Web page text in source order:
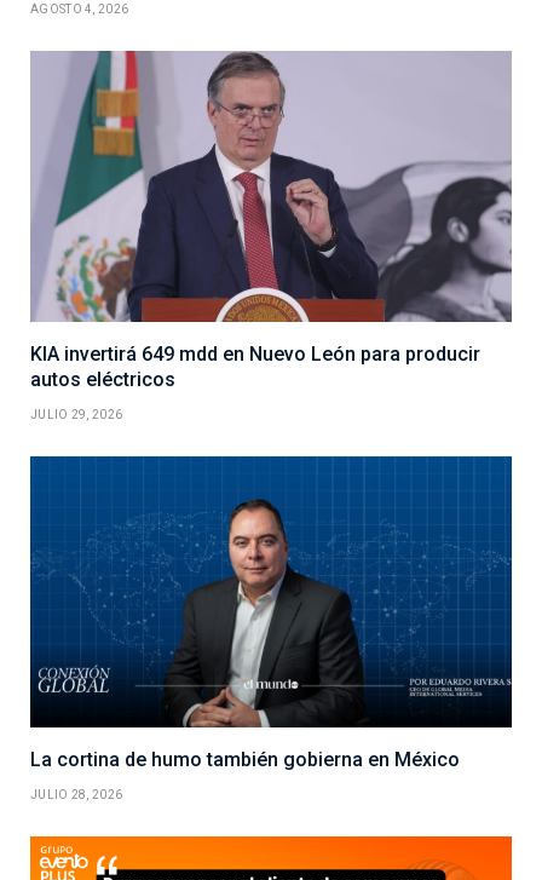
AGOSTO 4, 2026
KIA invertirá 649 mdd en Nuevo León para producir
autos eléctricos
JULIO 29, 2026
La cortina de humo también gobierna en México
JULIO 28, 2026